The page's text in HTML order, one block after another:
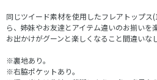
同じツイード素材を使用したフレアトップ
ら、姉妹やお友達とアイテム違いのお揃い
お出かけがグーンと楽しくなること間違いな
※裏地あり。
※右脇ポケットあり。